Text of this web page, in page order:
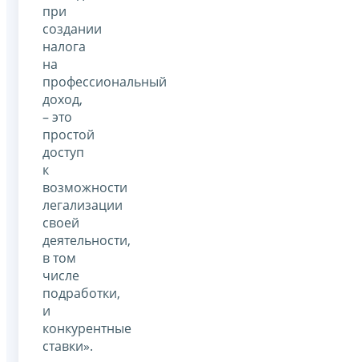
при
создании
налога
на
профессиональный
доход,
– это
простой
доступ
к
возможности
легализации
своей
деятельности,
в том
числе
подработки,
и
конкурентные
ставки».